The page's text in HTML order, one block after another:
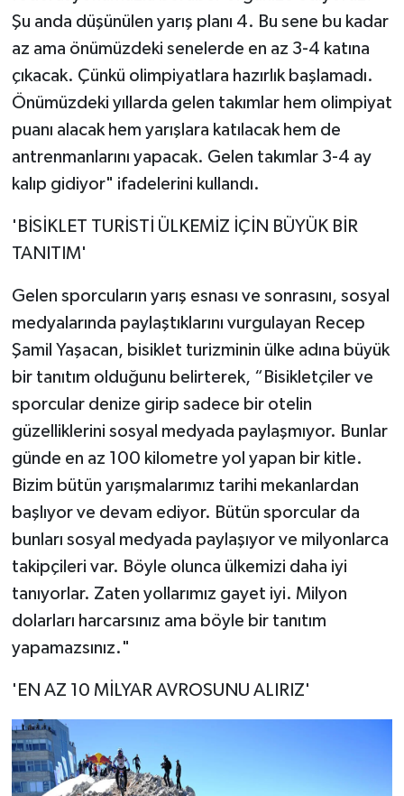
Şu anda düşünülen yarış planı 4. Bu sene bu kadar
az ama önümüzdeki senelerde en az 3-4 katına
çıkacak. Çünkü olimpiyatlara hazırlık başlamadı.
Önümüzdeki yıllarda gelen takımlar hem olimpiyat
puanı alacak hem yarışlara katılacak hem de
antrenmanlarını yapacak. Gelen takımlar 3-4 ay
kalıp gidiyor" ifadelerini kullandı.
'BİSİKLET TURİSTİ ÜLKEMİZ İÇİN BÜYÜK BİR
TANITIM'
Gelen sporcuların yarış esnası ve sonrasını, sosyal
medyalarında paylaştıklarını vurgulayan Recep
Şamil Yaşacan, bisiklet turizminin ülke adına büyük
bir tanıtım olduğunu belirterek, “Bisikletçiler ve
sporcular denize girip sadece bir otelin
güzelliklerini sosyal medyada paylaşmıyor. Bunlar
günde en az 100 kilometre yol yapan bir kitle.
Bizim bütün yarışmalarımız tarihi mekanlardan
başlıyor ve devam ediyor. Bütün sporcular da
bunları sosyal medyada paylaşıyor ve milyonlarca
takipçileri var. Böyle olunca ülkemizi daha iyi
tanıyorlar. Zaten yollarımız gayet iyi. Milyon
dolarları harcarsınız ama böyle bir tanıtım
yapamazsınız."
'EN AZ 10 MİLYAR AVROSUNU ALIRIZ'